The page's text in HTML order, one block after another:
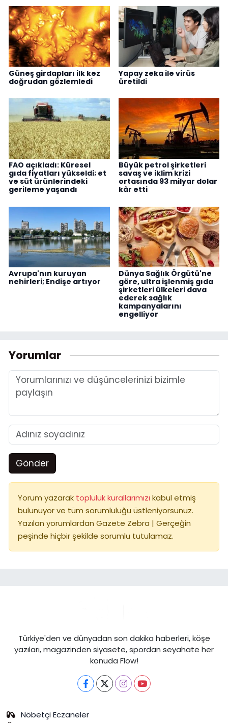
Güneş girdapları ilk kez
doğrudan gözlemledi
Yapay zeka ile virüs
üretildi
FAO açıkladı: Küresel
gıda fiyatları yükseldi; et
ve süt ürünlerindeki
gerileme yaşandı
Büyük petrol şirketleri
savaş ve iklim krizi
ortasında 93 milyar dolar
kâr etti
Avrupa'nın kuruyan
nehirleri; Endişe artıyor
Dünya Sağlık Örgütü'ne
göre, ultra işlenmiş gıda
şirketleri ülkeleri dava
ederek sağlık
kampanyalarını
engelliyor
Yorumlar
Gönder
Yorum yazarak topluluk kurallarımızı kabul etmiş
bulunuyor ve tüm sorumluluğu üstleniyorsunuz.
Yazılan yorumlardan Gazete Zebra | Gerçeğin
peşinde hiçbir şekilde sorumlu tutulamaz.
Türkiye'den ve dünyadan son dakika haberleri, köşe
yazıları, magazinden siyasete, spordan seyahate her
konuda Flow!
Nöbetçi Eczaneler